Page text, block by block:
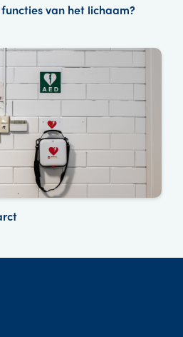
van het lichaam?